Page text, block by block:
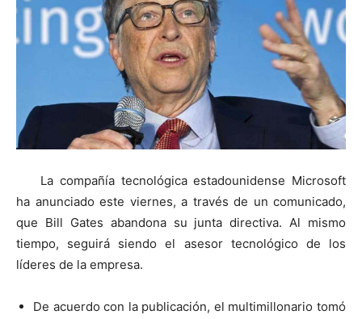
La compañía tecnológica estadounidense Microsoft
ha anunciado este viernes, a través de un comunicado,
que Bill Gates abandona su junta directiva. Al mismo
tiempo, seguirá siendo el asesor tecnológico de los
líderes de la empresa.
De acuerdo con la publicación, el multimillonario tomó